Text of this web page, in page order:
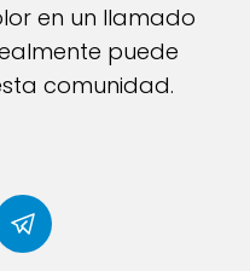
en un llamado
puede
comunidad.